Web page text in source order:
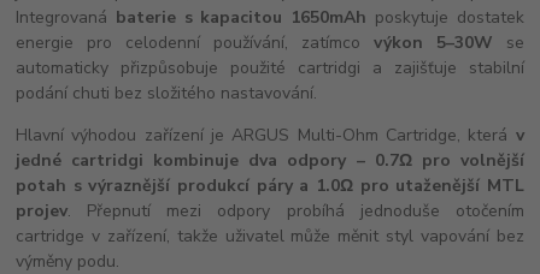
Integrovaná baterie s kapacitou 1650mAh poskytuje dostatek
energie pro celodenní používání, zatímco výkon 5–30W se
automaticky přizpůsobuje použité cartridgi a zajišťuje stabilní
podání chuti bez složitého nastavování.
Hlavní výhodou zařízení je ARGUS Multi-Ohm Cartridge, která v
jedné cartridgi kombinuje dva odpory – 0.7Ω pro volnější
potah s výraznější produkcí páry a 1.0Ω pro utaženější MTL
projev. Přepnutí mezi odpory probíhá jednoduše otočením
cartridge v zařízení, takže uživatel může měnit styl vapování bez
výměny podu.